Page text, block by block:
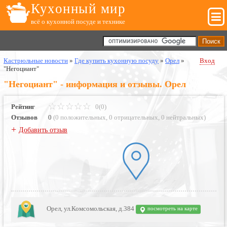
Кухонный мир
всё о кухонной посуде и технике
Кастрюльные новости » Где купить кухонную посуду » Орел »
"Негоциант"
Вход
"Негоциант" - информация и отзывы. Орел
Рейтинг
0(0)
Отзывов
0 (0 положительных, 0 отрицательных, 0 нейтральных)
+ Добавить отзыв
Орел, ул.Комсомольская, д.384 посмотреть на карте